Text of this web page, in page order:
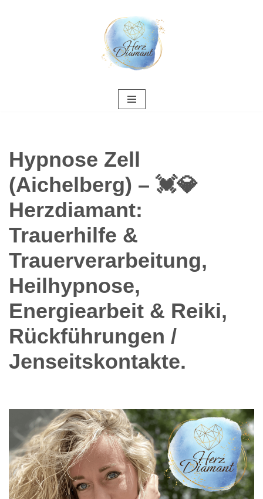
Hypnose Zell
(Aichelberg) – 💓️💎
Herzdiamant:
Trauerhilfe &
Trauerverarbeitung,
Heilhypnose,
Energiearbeit & Reiki,
Rückführungen /
Jenseitskontakte.